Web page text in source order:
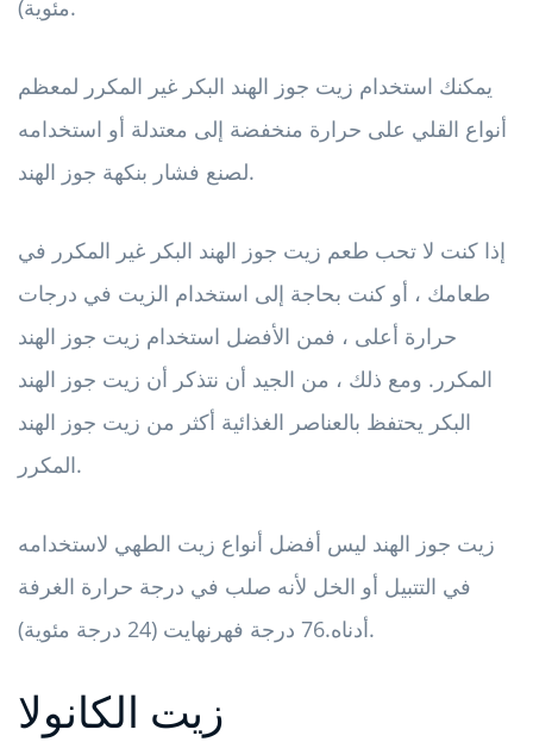
مئوية).
يمكنك استخدام زيت جوز الهند البكر غير المكرر لمعظم
أنواع القلي على حرارة منخفضة إلى معتدلة أو استخدامه
لصنع فشار بنكهة جوز الهند.
إذا كنت لا تحب طعم زيت جوز الهند البكر غير المكرر في
طعامك ، أو كنت بحاجة إلى استخدام الزيت في درجات
حرارة أعلى ، فمن الأفضل استخدام زيت جوز الهند
المكرر. ومع ذلك ، من الجيد أن نتذكر أن زيت جوز الهند
البكر يحتفظ بالعناصر الغذائية أكثر من زيت جوز الهند
المكرر.
زيت جوز الهند ليس أفضل أنواع زيت الطهي لاستخدامه
في التتبيل أو الخل لأنه صلب في درجة حرارة الغرفة
أدناه.76 درجة فهرنهايت (24 درجة مئوية).
زيت الكانولا